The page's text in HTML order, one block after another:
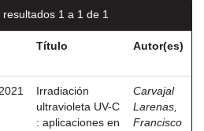
1 a 1 de 1
Título Autor(es)
2021
Irradiación
ultravioleta UV-C
: aplicaciones en
Carvajal
Larenas,
Francisco